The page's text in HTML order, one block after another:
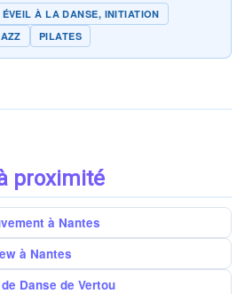
ÉVEIL À LA DANSE, INITIATION
PILATES
proximité
à Nantes
à Nantes
Danse de Vertou